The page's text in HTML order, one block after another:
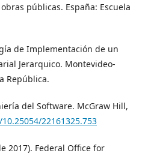
públicas. España: Escuela
de Implementación de un
Jerarquico. Montevideo-
República.
del Software. McGraw Hill,
22161325.753
2017). Federal Office for